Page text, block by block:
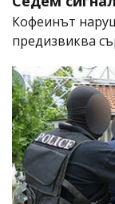
Кофеинът
предизвиква